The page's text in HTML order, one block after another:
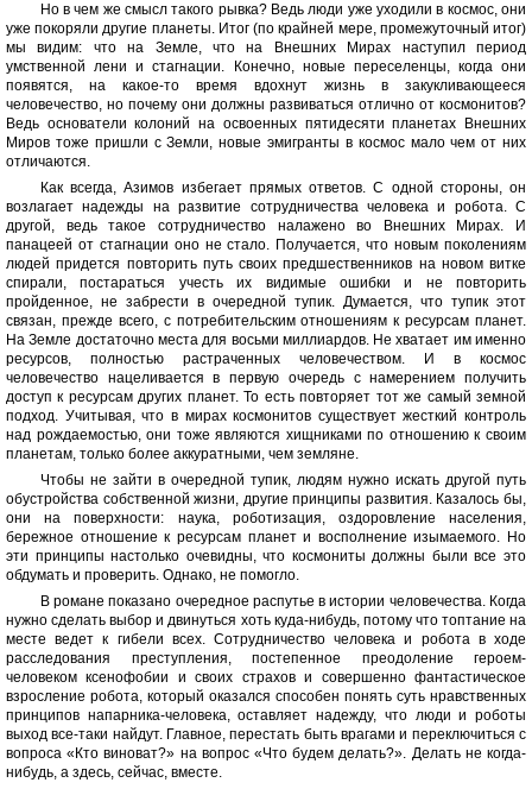
Но в чем же смысл такого рывка? Ведь люди уже уходили в космос, они
уже покоряли другие планеты. Итог (по крайней мере, промежуточный итог)
мы видим: что на Земле, что на Внешних Мирах наступил период
умственной лени и стагнации. Конечно, новые переселенцы, когда они
появятся, на какое-то время вдохнут жизнь в закукливающееся
человечество, но почему они должны развиваться отлично от космонитов?
Ведь основатели колоний на освоенных пятидесяти планетах Внешних
Миров тоже пришли с Земли, новые эмигранты в космос мало чем от них
отличаются.
Как всегда, Азимов избегает прямых ответов. С одной стороны, он
возлагает надежды на развитие сотрудничества человека и робота. С
другой, ведь такое сотрудничество налажено во Внешних Мирах. И
панацеей от стагнации оно не стало. Получается, что новым поколениям
людей придется повторить путь своих предшественников на новом витке
спирали, постараться учесть их видимые ошибки и не повторить
пройденное, не забрести в очередной тупик. Думается, что тупик этот
связан, прежде всего, с потребительским отношениям к ресурсам планет.
На Земле достаточно места для восьми миллиардов. Не хватает им именно
ресурсов, полностью растраченных человечеством. И в космос
человечество нацеливается в первую очередь с намерением получить
доступ к ресурсам других планет. То есть повторяет тот же самый земной
подход. Учитывая, что в мирах космонитов существует жесткий контроль
над рождаемостью, они тоже являются хищниками по отношению к своим
планетам, только более аккуратными, чем земляне.
Чтобы не зайти в очередной тупик, людям нужно искать другой путь
обустройства собственной жизни, другие принципы развития. Казалось бы,
они на поверхности: наука, роботизация, оздоровление населения,
бережное отношение к ресурсам планет и восполнение изымаемого. Но
эти принципы настолько очевидны, что космониты должны были все это
обдумать и проверить. Однако, не помогло.
В романе показано очередное распутье в истории человечества. Когда
нужно сделать выбор и двинуться хоть куда-нибудь, потому что топтание на
месте ведет к гибели всех. Сотрудничество человека и робота в ходе
расследования преступления, постепенное преодоление героем-
человеком ксенофобии и своих страхов и совершенно фантастическое
взросление робота, который оказался способен понять суть нравственных
принципов напарника-человека, оставляет надежду, что люди и роботы
выход все-таки найдут. Главное, перестать быть врагами и переключиться с
вопроса «Кто виноват?» на вопрос «Что будем делать?». Делать не когда-
нибудь, а здесь, сейчас, вместе.